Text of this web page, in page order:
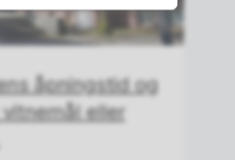
åpningstid og
eller